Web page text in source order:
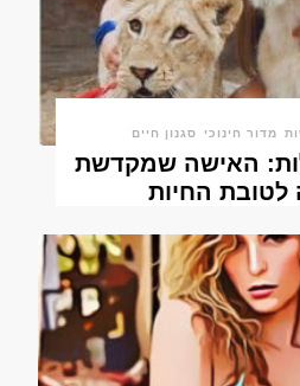
מדור חינוכי סגנון חיים
האישה שמקדשת
לטובת החיות